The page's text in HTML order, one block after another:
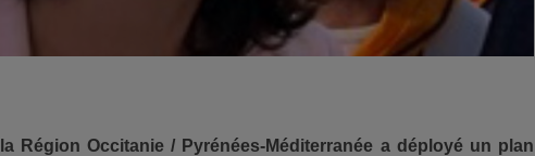
Région Occitanie / Pyrénées-Méditerranée a déployé un plan